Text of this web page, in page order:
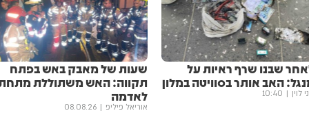
שבנו שרף ראיות על
האב אותר בסוויטה במלון
לוין 10:40
שעות של מאבק באש בפתח
תקווה: האש משתוללת
לאדמה
אוריאל פיליפ 08.08.26